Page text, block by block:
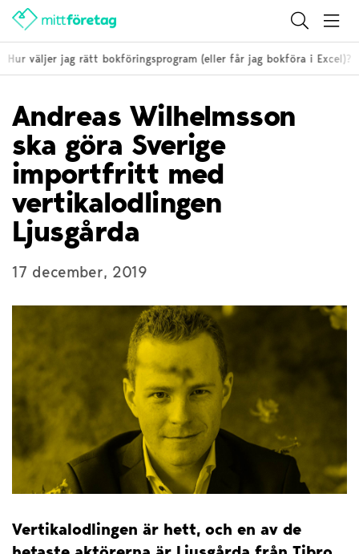
väljer jag rätt bokföringsprogram (eller får jag bokföra i Excel)?
Andreas Wilhelmsson
ska göra Sverige
importfritt med
vertikalodlingen
Ljusgårda
17 december, 2019
Vertikalodlingen är hett, och en av de